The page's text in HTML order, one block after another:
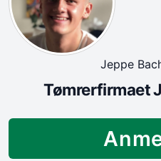
Jeppe
Tømrerfirmaet